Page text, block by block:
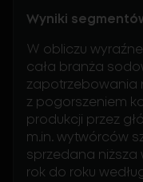
Wyniki
W obliczu
cała branża
zapotrzebowania
z pogorszeniem
produkcji przez
m.in. wytwórców
sprzedana niższa
rok do roku